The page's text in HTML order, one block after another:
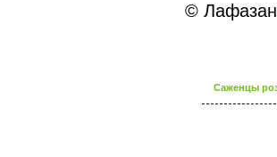
©
Саженцы